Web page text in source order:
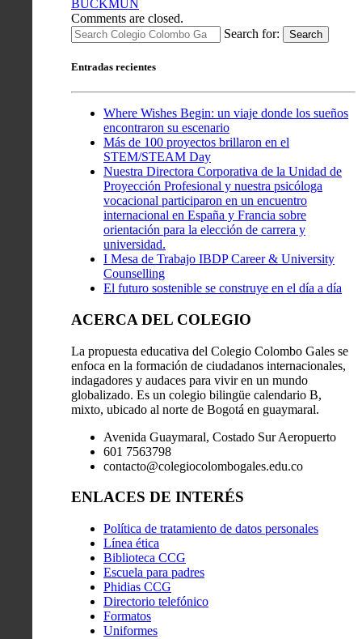
BUCKMUN
Comments are closed.
Search for:
Search
Entradas recientes
Where Wishes Begin: un viaje donde los sueños
encontraron su escenario
Más de 100 proyectos brillaron en el
STEM/STEAM Day
Nuestra Directora Corporativa de la Unidad de
Proyección Profesional y nuestra psicóloga
vocacional participaron en un encuentro
internacional en España y Francia sobre
orientación para la elección de carrera y
universidad.
I Mesa de Trabajo IBDP Career & University
Counselling
El futuro sostenible se construye en el día a día
ACERCA DEL COLEGIO
La propuesta educativa del Colegio Colombo Gales se
enfoca en la formación de ciudadanos internacionales,
indagadores y audaces para vivir en un mundo
globalizado. Es un colegio bilingüe calendario B,
mixto, ubicado al norte de Bogotá en guaymaral.
Avenida Guaymaral, Costado Sur Aeropuerto
601 7563798
contacto@colegiocolombogales.edu.co
ENLACES DE INTERÉS
Política de tratamiento de datos personales
Línea ética
Biblioteca CCG
Escuela para padres
Phidias CCG
Directorio telefónico
Formatos
Uniformes